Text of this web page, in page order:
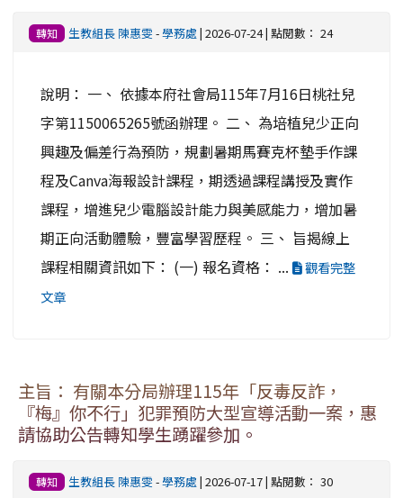
轉知 生教組長 陳惠雯 -學務處 | 2026-07-24 | 點閱數： 24
說明： 一、 依據本府社會局115年7月16日桃社兒
字第1150065265號函辦理。 二、 為培植兒少正向
興趣及偏差行為預防，規劃暑期馬賽克杯墊手作課
程及Canva海報設計課程，期透過課程講授及實作
課程，增進兒少電腦設計能力與美感能力，增加暑
期正向活動體驗，豐富學習歷程。 三、 旨揭線上
課程相關資訊如下： (一) 報名資格： ...
觀看完整
文章
主旨： 有關本分局辦理115年「反毒反詐，
『梅』你不行」犯罪預防大型宣導活動一案，惠
請協助公告轉知學生踴躍參加。
轉知 生教組長 陳惠雯 -學務處 | 2026-07-17 | 點閱數： 30